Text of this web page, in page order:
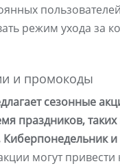
режим ухода за
и промокоды
сезонные
праздников, таких
Киберпонедельник
могут привести